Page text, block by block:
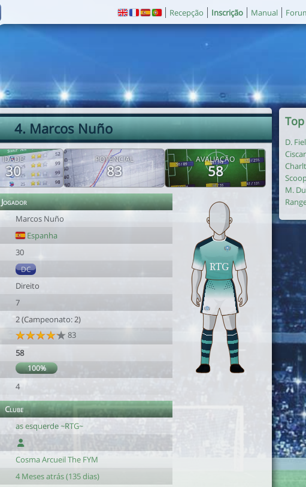
Recepção Inscrição Manual
4. Marcos Nuño
IDADE
30
POTENCIAL
83
AVALIAÇÃO
58
Jogador
Marcos Nuño
Espanha
30
DC
Direito
7
2 (Campeonato: 2)
83
58
100%
4
Clube
as esquerde ~RTG~
Cosma Arcueil The FYM
4 Meses atrás (135 dias)
D.
Ciscar
M.